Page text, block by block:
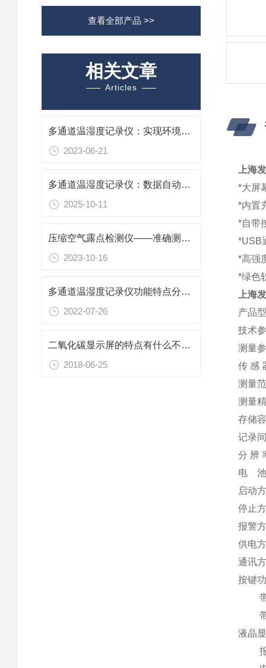
查看全部产品 >>
相关文章
Articles
多通道温湿度记录仪：实现环境监测与控制的关键工具
2023-06-21
多通道温湿度记录仪：数据自动存，还能连电脑导出报表，不用手动抄数省力气
2025-10-11
压缩空气露点检测仪——准确测量压缩空气湿度的必备工具
2023-10-16
多通道温湿度记录仪功能特点分析说明
2022-07-26
二氧化碳显示屏的特点有什么不一样
2018-06-25
上海
*大屏
*内置
*自带
*USB
*高强
*绿色
上海
产品
技术
测量
传 感
测量
测量
存储
记录
分 辨
电 池
启动
停止
报警
供电
通讯
按键
带报
带查
液晶
报警